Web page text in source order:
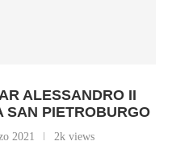
ALESSANDRO II
SAN PIETROBURGO
2021 2k views